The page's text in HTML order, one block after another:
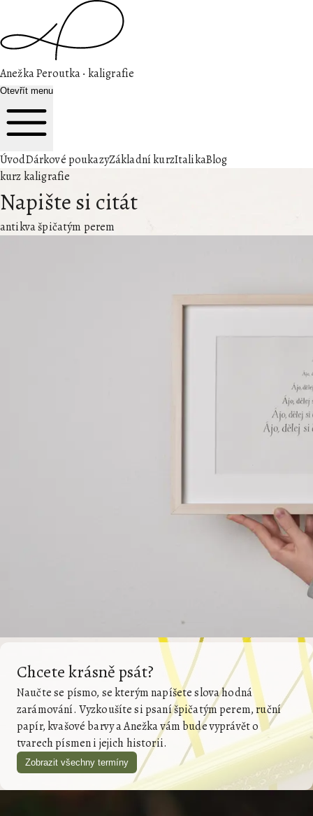
Anežka Peroutka ‧ kaligrafie
Otevřít menu
ÚvodDárkové poukazyZákladní kurzItalikaBlog
kurz kaligrafie
Napište si citát
antikva špičatým perem
Chcete krásně psát?
Naučte se písmo, se kterým napíšete slova hodná
zarámování. Vyzkoušíte si psaní špičatým perem, ruční
papír, kvašové barvy a Anežka vám bude vyprávět o
tvarech písmen i jejich historii.
Zobrazit všechny termíny